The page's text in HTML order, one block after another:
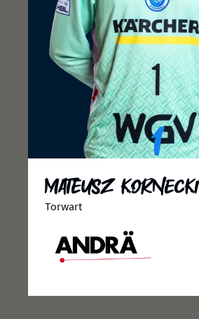
1
Mateusz Kornecki
Torwart